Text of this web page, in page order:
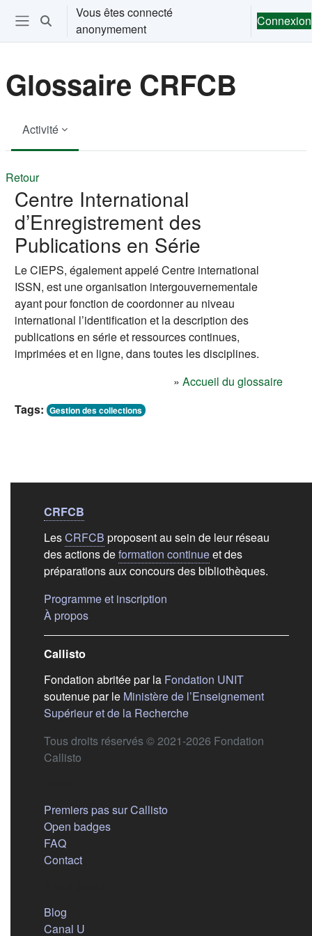
Passer au contenu principal
Ouvrir le menu de navigation
Activer/désactiver la saisie de recherche
Vous êtes connecté
anonymement
Connexion
Glossaire CRFCB
Activité
Retour
Centre International
d’Enregistrement des
Publications en Série
Le CIEPS, également appelé Centre international
ISSN, est une organisation intergouvernementale
ayant pour fonction de coordonner au niveau
international l’identification et la description des
publications en série et ressources continues,
imprimées et en ligne, dans toutes les disciplines.
» Accueil du glossaire
Tags: Gestion des collections
Liens de bas de
CRFCB
LesCRFCB proposent au sein de leur réseau
des actions deformation continueet des
préparations aux concours des bibliothèques.
Programme et inscription
À propos(s'ouvre dans un nouvel onglet)
Callisto
Fondation abritée par la Fondation UNIT(s'ouvre
soutenue par le Ministère de l’Enseignement
Supérieur et de la Recherche(s'ouvre dans un nouvel
Tous droits réservés © 2021-2026 Fondation
Callisto
Premiers pas sur Callisto
Open badges
FAQ
Contact
Blog
Canal U